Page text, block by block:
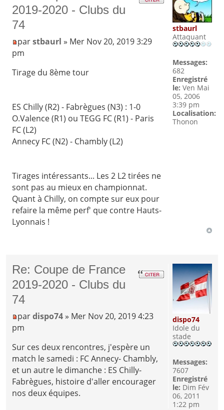
2019-2020 - Clubs du
74
parstbaurl » Mer Nov 20, 2019 3:29
pm
Tirage du 8ème tour
ES Chilly (R2) - Fabrègues (N3) : 1-0
O.Valence (R1) ou TEGG FC (R1) - Paris
FC (L2)
Annecy FC (N2) - Chambly (L2)
Tirages intéressants... Les 2 L2 tirées ne
sont pas au mieux en championnat.
Quant à Chilly, on compte sur eux pour
refaire la même perf' que contre Hauts-
Lyonnais !
stbaurl
Attaquant
Messages:
682
Enregistré
le: Ven Mai
05, 2006
3:39 pm
Localisation:
Thonon
Re: Coupe de France
2019-2020 - Clubs du
74
pardispo74 » Mer Nov 20, 2019 4:23
pm
Sur ces deux rencontres, j'espère un
match le samedi : FC Annecy- Chambly,
et un autre le dimanche : ES Chilly-
Fabrègues, histoire d'aller encourager
nos deux équipes.
dispo74
Idole du
stade
Messages:
7607
Enregistré
le: Dim Fév
06, 2011
1:22 pm